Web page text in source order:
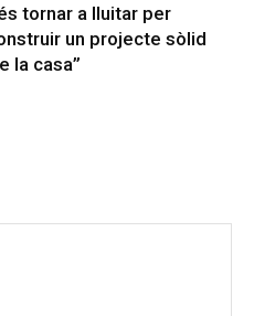
tornar a lluitar per
un projecte sòlid
la casa”